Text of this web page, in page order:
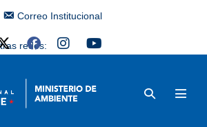
Correo Institucional
redes: